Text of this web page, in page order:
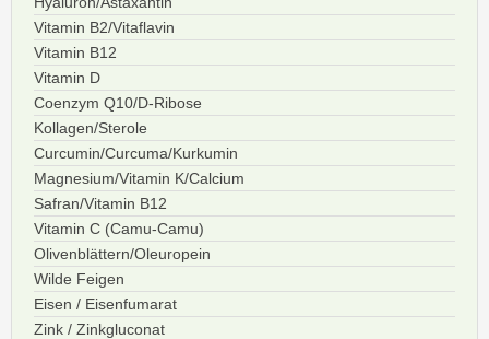
Vitamin B2/Vitaflavin
Vitamin B12
Vitamin D
Coenzym Q10/D-Ribose
Kollagen/Sterole
Curcumin/Curcuma/Kurkumin
Magnesium/Vitamin K/Calcium
Safran/Vitamin B12
Vitamin C (Camu-Camu)
Olivenblättern/Oleuropein
Wilde Feigen
Eisen / Eisenfumarat
Zink / Zinkgluconat